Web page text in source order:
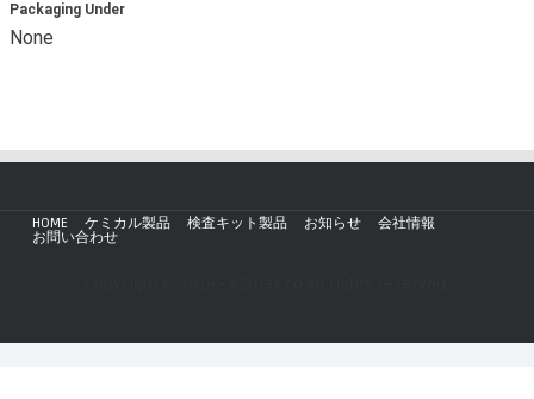
Packaging Under
None
HOME ケミカル製品 検査キット製品 お知らせ
会社情報
お問い合わせ